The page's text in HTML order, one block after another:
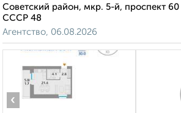
Советский район, мкр. 5-й, проспект
СССР 48
Агентство, 06.08.2026
‹